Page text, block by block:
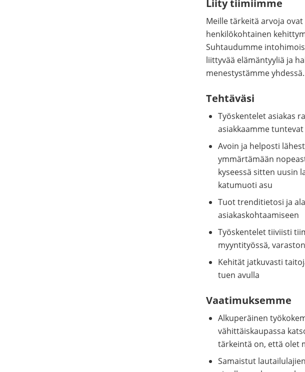
Liity tiimiimme
Meille tärkeitä arvoja
henkilökohtainen
Suhtaudumme
liittyvää elämäntyyliä ja
menestystämme yhdessä.
Tehtäväsi
Työskentelet asiakas
asiakkaamme
Avoin ja helposti
ymmärtämään
kyseessä sitten uusin
katumuoti asu
Tuot trenditietosi ja
asiakaskohtaamiseen
Työskentelet tiiviisti
myyntityössä,
Kehität jatkuvasti
tuen avulla
Vaatimuksemme
Alkuperäinen
vähittäiskaupassa
tärkeintä on, että olet
Samaistut